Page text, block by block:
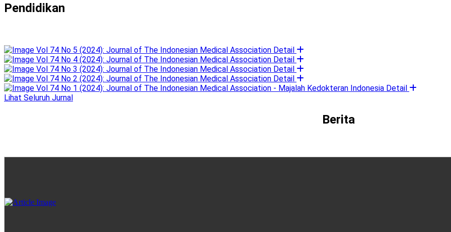
Pendidikan
Vol 74 No 5 (2024): Journal of The Indonesian Medical Association Detail
Vol 74 No 4 (2024): Journal of The Indonesian Medical Association Detail
Vol 74 No 3 (2024): Journal of The Indonesian Medical Association Detail
Vol 74 No 2 (2024): Journal of The Indonesian Medical Association Detail
Vol 74 No 1 (2024): Journal of The Indonesian Medical Association - Majalah Kedokteran Indonesia Detail
Lihat Seluruh Jurnal
Berita